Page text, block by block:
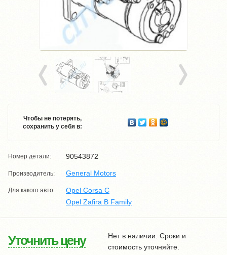
Чтобы не потерять,
сохранить у себя в:
Номер детали: 90543872
Производитель: General Motors
Для какого авто:
Opel Corsa C
Opel Zafira B Family
Уточнить цену
Нет в наличии. Сроки и
стоимость уточняйте.